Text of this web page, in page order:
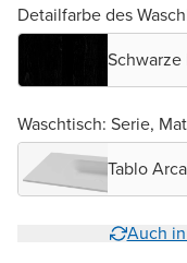
Detailfarbe des
Schwarze
Waschtisch: Serie,
Tablo
Auch